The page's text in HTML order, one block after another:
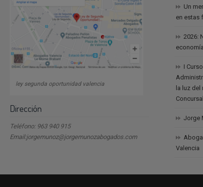
ley segunda oportunidad valencia
Dirección
Teléfono: 963 940 915
Email:jorgemunoz@jorgemunozabogados.com
Un
en estas
2026:
economía
I
la luz
Jorge
Valencia